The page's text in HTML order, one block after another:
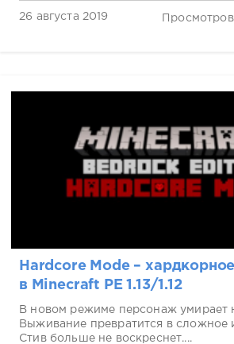
26 августа 2019
Hardcore Mode –
в Minecraft PE 1.13/1.12
В новом режиме персонаж умирает
Выживание превратится в сложное
Стив больше не воскреснет....